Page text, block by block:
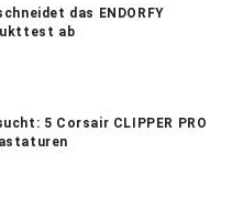
das ENDORFY
ab
5 Corsair CLIPPER PRO